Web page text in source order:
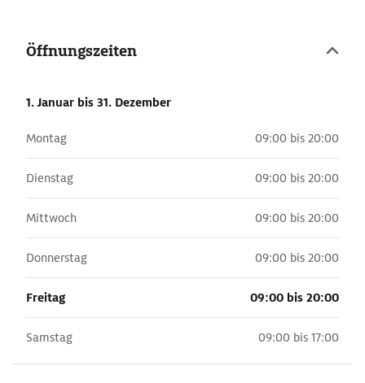
Öffnungszeiten
1. Januar bis 31. Dezember
Montag 09:00 bis 20:00
Dienstag 09:00 bis 20:00
Mittwoch 09:00 bis 20:00
Donnerstag 09:00 bis 20:00
Freitag 09:00 bis 20:00
Samstag 09:00 bis 17:00